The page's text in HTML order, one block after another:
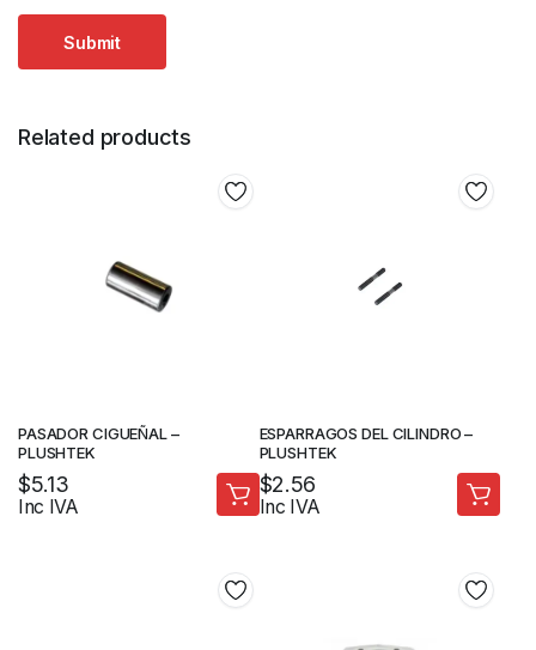
Related products
PASADOR CIGUEÑAL –
PLUSHTEK
$5.13
Inc IVA
ESPARRAGOS DEL CILINDRO –
PLUSHTEK
$2.56
Inc IVA